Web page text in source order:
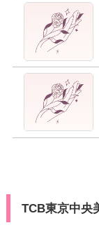
TCB東京中央